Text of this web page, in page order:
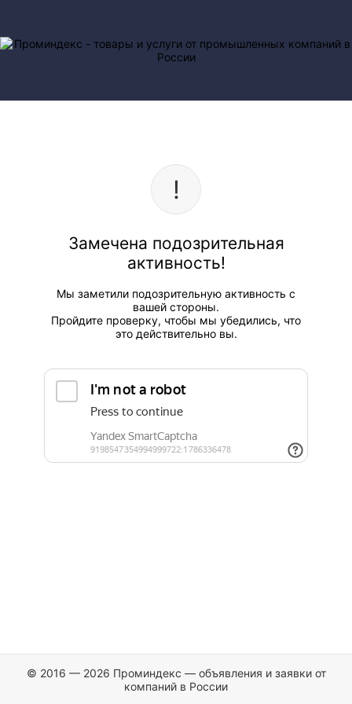
Замечена подозрительная
активность!
Мы заметили подозрительную активность с
вашей стороны.
Пройдите проверку, чтобы мы убедились, что
это действительно вы.
© 2016 — 2026 Проминдекс — объявления и заявки от
компаний в России